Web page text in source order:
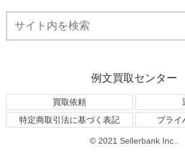
例文買取センター
買取依頼
特定商取引法に基づく表記
プライ
© 2021 Sellerbank Inc..